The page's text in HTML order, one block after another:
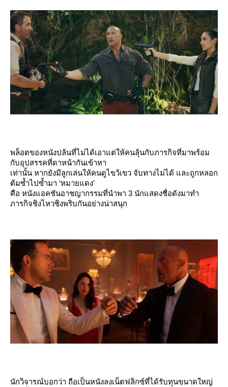
พล็อตของหนังปล้นที่ไม่ได้เอาแต่ให้คนลุ้นกับภารกิจที่มาพร้อม
กับอุปสรรคที่ดาหน้ากันเข้าหา
เท่านั้น หากยังมีลูกเล่นให้คนดูไขว้เขว จับทางไม่ได้ และถูกหลอก
ต้มซ้ำไปซ้ำมา ‘หมายแดง’
คือ หนังแอคชันอาชญากรรมที่นำพา 3 นักแสดงชื่อดังมาทำ
ภารกิจชิงไหวชิงพริบกันอย่างน่าสนุก
นักวิจารณ์บอกว่า ถือเป็นหนังลงเน็ตฟลิกซ์ที่ได้รับทุนขนาดใหญ่